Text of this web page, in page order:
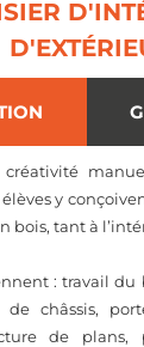
y
bois, tant à
: travail du
châssis,
de